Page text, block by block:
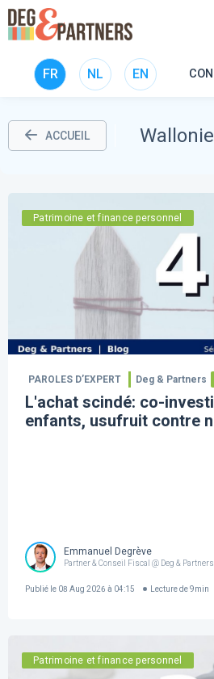
FR NL EN
ACCUEIL Wallonie
Patrimoine et finance personnel
PAROLES D’EXPERT Deg & Partners
L'achat scindé: co-
enfants, usufruit contre
Emmanuel Degrève
Partner & Conseil Fiscal @ Deg & Partners
Publié le 08 Aug 2026 à 04:15 Lecture de 9min
Patrimoine et finance personnel